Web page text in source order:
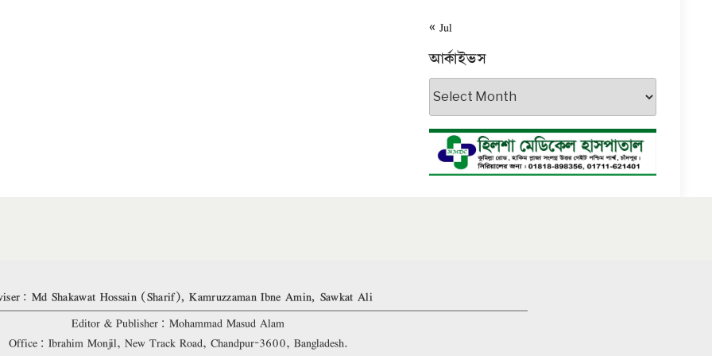
« Jul
আর্কাইভস
আর্কাইভস
Md Shakawat Hossain (Sharif), Kamruzzaman Ibne Amin, Sawkat Ali
Editor & Publisher: Mohammad Masud Alam
Office: Ibrahim Monjil, New Track Road, Chandpur-3600, Bangladesh.